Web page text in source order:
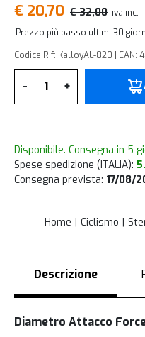
€ 20,70 € 32,00 iva inc.
Prezzo più basso ultimi 30
Codice Rif: KalloyAL-820 | EAN:
- +
Disponibile. Consegna in 5
Spese spedizione (ITALIA):
Consegna prevista: 17/08/
Home Ciclismo
Descrizione
Diametro Attacco